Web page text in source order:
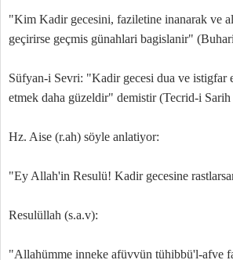
"Kim Kadir gecesini, faziletine inanarak ve
geçirirse geçmis günahlari bagislanir"
Süfyan-i Sevri: "Kadir gecesi dua ve istigfar
etmek daha güzeldir" demistir (Tecrid-i
Hz. Aise (r.ah) söyle anlatiyor:
"Ey Allah'in Resulü! Kadir gecesine
Resulüllah (s.a.v):
"Allahümme inneke afüvvün tühibbü'l-afve